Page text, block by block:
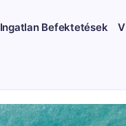
Ingatlan Befektetések